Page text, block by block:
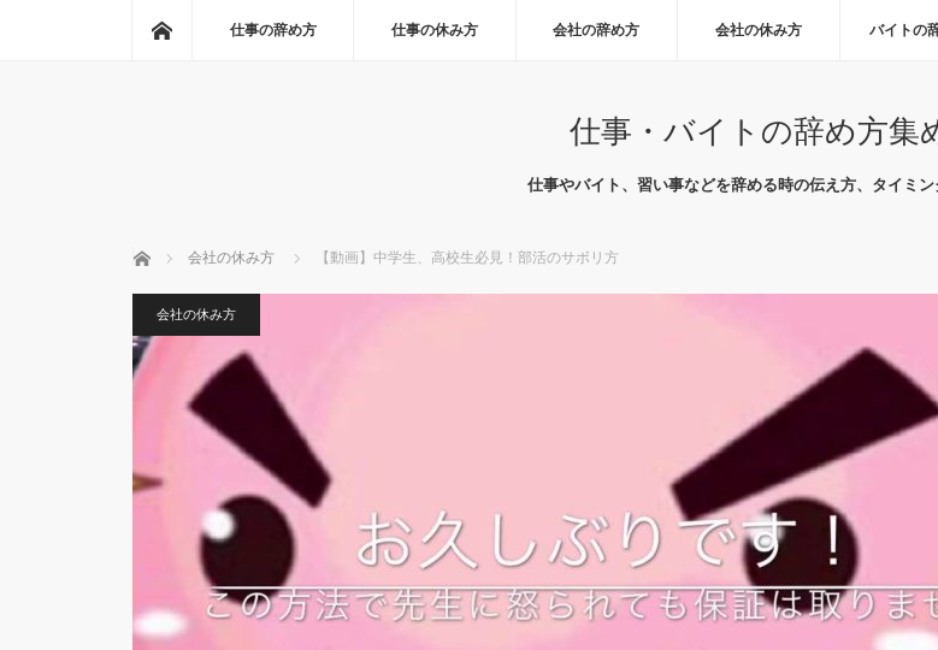
ホーム仕事の辞め方 仕事の休み方 会社の辞め方 会社の休み方 バイトの
仕事・バイトの辞め方集
仕事やバイト、習い事などを辞める時の伝え方、タイミン
ホーム 会社の休み方 【動画】中学生、高校生必見！部活のサボリ方
会社の休み方